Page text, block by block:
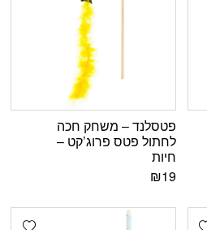
פטסלנד – משחק חכה
לחתול פטס פרוג’קט –
חיות
₪19
Add wishlist